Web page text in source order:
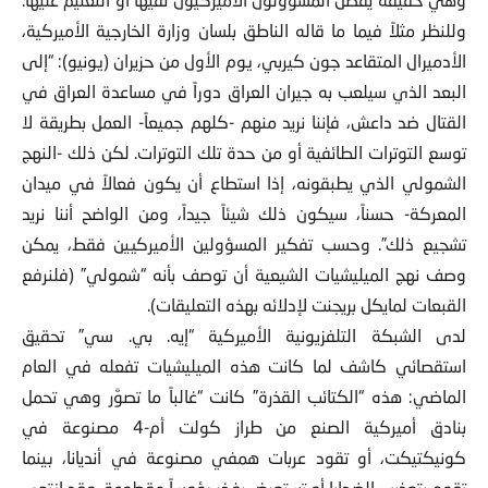
وللنظر مثلاً فيما ما قاله الناطق بلسان وزارة الخارجية الأميركية،
الأدميرال المتقاعد جون كيربي، يوم الأول من حزيران (يونيو): “إلى
البعد الذي سيلعب به جيران العراق دوراً في مساعدة العراق في
القتال ضد داعش، فإننا نريد منهم -كلهم جميعاً- العمل بطريقة لا
توسع التوترات الطائفية أو من حدة تلك التوترات. لكن ذلك -النهج
الشمولي الذي يطبقونه، إذا استطاع أن يكون فعالاً في ميدان
المعركة- حسناً، سيكون ذلك شيئاً جيداً، ومن الواضح أننا نريد
تشجيع ذلك”. وحسب تفكير المسؤولين الأميركيين فقط، يمكن
وصف نهج الميليشيات الشيعية أن توصف بأنه “شمولي” (فلنرفع
القبعات لمايكل بريجنت لإدلائه بهذه التعليقات).
لدى الشبكة التلفزيونية الأميركية “إيه. بي. سي” تحقيق
استقصائي كاشف لما كانت هذه الميليشيات تفعله في العام
الماضي: هذه “الكتائب القذرة” كانت “غالباً ما تصوَّر وهي تحمل
بنادق أميركية الصنع من طراز كولت أم-4 مصنوعة في
كونيكتيكت، أو تقود عربات همفي مصنوعة في أنديانا، بينما